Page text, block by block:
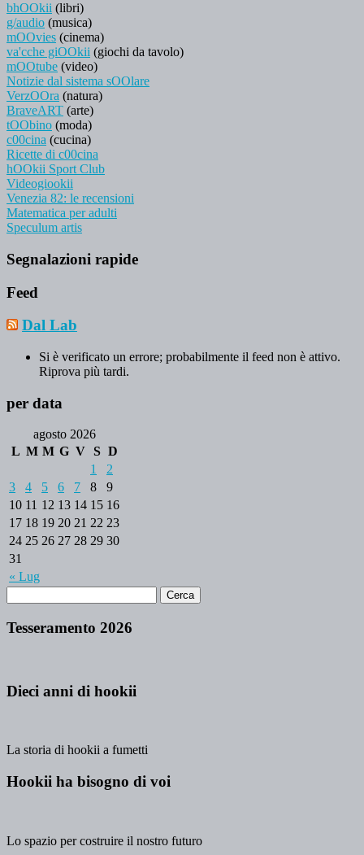
bhOOkii (libri)
g/audio (musica)
mOOvies (cinema)
va'cche giOOkii (giochi da tavolo)
mOOtube (video)
Notizie dal sistema sOOlare
VerzOOra (natura)
BraveART (arte)
tOObino (moda)
c00cina (cucina)
Ricette di c00cina
hOOkii Sport Club
Videogiookii
Venezia 82: le recensioni
Matematica per adulti
Speculum artis
Segnalazioni rapide
Feed
Dal Lab
Si è verificato un errore; probabilmente il feed non è attivo.
Riprova più tardi.
per data
agosto 2026
L M M G V S D
« Lug
1
2
3
4 5 6 7 8
9
10 11 12 13 14 15 16
17 18 19 20 21 22 23
24 25 26 27 28 29 30
31
Tesseramento 2026
Dieci anni di hookii
La storia di hookii a fumetti
Hookii ha bisogno di voi
Lo spazio per costruire il nostro futuro